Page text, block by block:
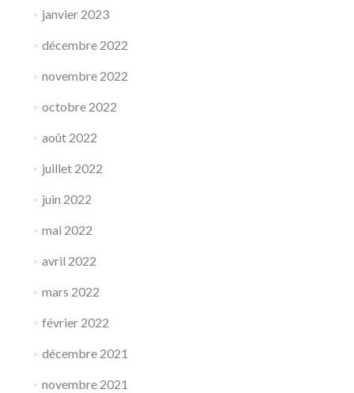
janvier 2023
décembre 2022
novembre 2022
octobre 2022
août 2022
juillet 2022
juin 2022
mai 2022
avril 2022
mars 2022
février 2022
décembre 2021
novembre 2021